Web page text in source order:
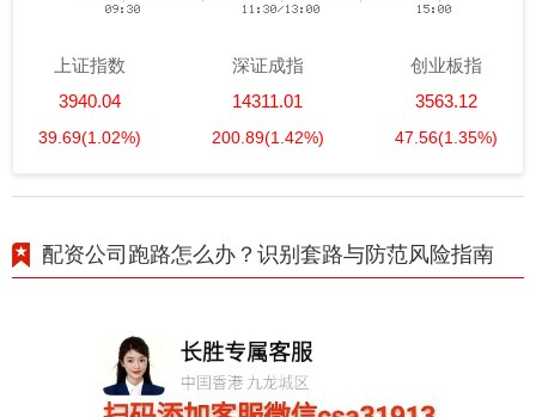
上证指数
3940.04
39.69(1.02%)
深证成指
14311.01
200.89(1.42%)
创业板指
3563.12
47.56(1.35%)
配资公司跑路怎么办？识别套路与防范风险指南